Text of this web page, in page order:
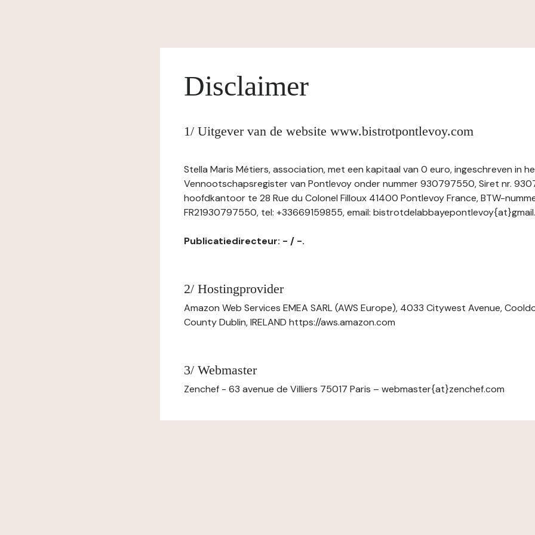
Disclaimer
1/ Uitgever van de website www.bistrotpontlevoy.com
Stella Maris Métiers, association, met een kapitaal van 0 euro, ingeschreven in
Vennootschapsregister van Pontlevoy onder nummer 930797550, Siret nr.
hoofdkantoor te 28 Rue du Colonel Filloux 41400 Pontlevoy France, BTW-
FR21930797550, tel: +33669159855, email:
Publicatiedirecteur: - / -.
2/ Hostingprovider
Amazon Web Services EMEA SARL (AWS Europe), 4033 Citywest Avenue,
County Dublin, IRELAND https://aws.amazon.com
3/ Webmaster
Zenchef - 63 avenue de Villiers 75017 Paris – webmaster{at}zenchef.com